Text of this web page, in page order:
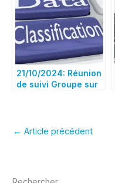
21/10/2024: Réunion
de suivi Groupe sur
emplois
← Article précédent